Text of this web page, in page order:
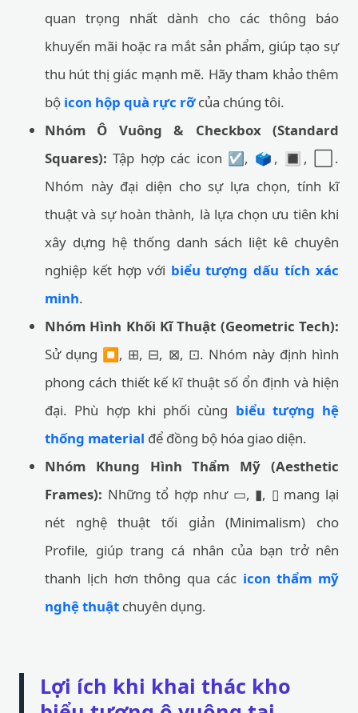
quan trọng nhất dành cho các thông báo
khuyến mãi hoặc ra mắt sản phẩm, giúp tạo sự
thu hút thị giác mạnh mẽ. Hãy tham khảo thêm
bộ icon hộp quà rực rỡcủa chúng tôi.
Nhóm Ô Vuông & Checkbox (Standard
Squares): Tập hợp các icon ☑️, 🗳️, 🔳, ⬜.
Nhóm này đại diện cho sự lựa chọn, tính kĩ
thuật và sự hoàn thành, là lựa chọn ưu tiên khi
xây dựng hệ thống danh sách liệt kê chuyên
nghiệp kết hợp với biểu tượng dấu tích xác
minh.
Nhóm Hình Khối Kĩ Thuật (Geometric Tech):
Sử dụng ⏹️, ⊞, ⊟, ⊠, ⊡. Nhóm này định hình
phong cách thiết kế kĩ thuật số ổn định và hiện
đại. Phù hợp khi phối cùng biểu tượng hệ
thống material để đồng bộ hóa giao diện.
Nhóm Khung Hình Thẩm Mỹ (Aesthetic
Frames): Những tổ hợp như ▭, ▮, ▯ mang lại
nét nghệ thuật tối giản (Minimalism) cho
Profile, giúp trang cá nhân của bạn trở nên
thanh lịch hơn thông qua các icon thẩm mỹ
nghệ thuật chuyên dụng.
Lợi ích khi khai thác kho